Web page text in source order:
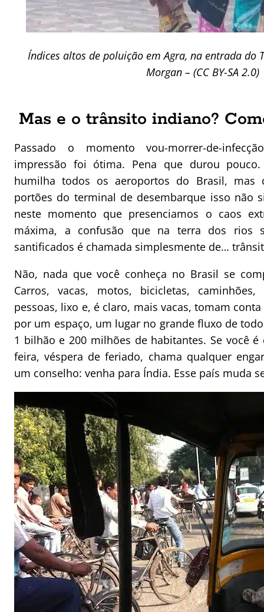
Índices altos de poluição em Agra, na entrada do
Morgan – (CC BY-SA 2.0)
Mas e o trânsito indiano?
Passado o momento vou-morrer-de-
impressão foi ótima. Pena que durou
humilha todos os aeroportos do Brasil, mas
portões do terminal de desembarque isso não
neste momento que presenciamos o caos
máxima, a confusão que na terra dos rios
santificados é chamada simplesmente de…
Não, nada que você conheça no Brasil se
Carros, vacas, motos, bicicletas,
pessoas, lixo e, é claro, mais vacas, tomam
por um espaço, um lugar no grande fluxo de
1 bilhão e 200 milhões de habitantes. Se você
feira, véspera de feriado, chama qualquer
um conselho: venha para Índia. Esse país muda